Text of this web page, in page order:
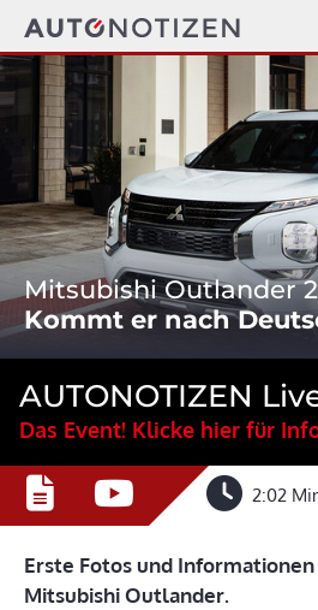
Mitsubishi Outlander
Kommt er nach
AUTONOTIZEN
Das Event! Klicke hier für
2:02
Erste Fotos und
Mitsubishi Outlander.